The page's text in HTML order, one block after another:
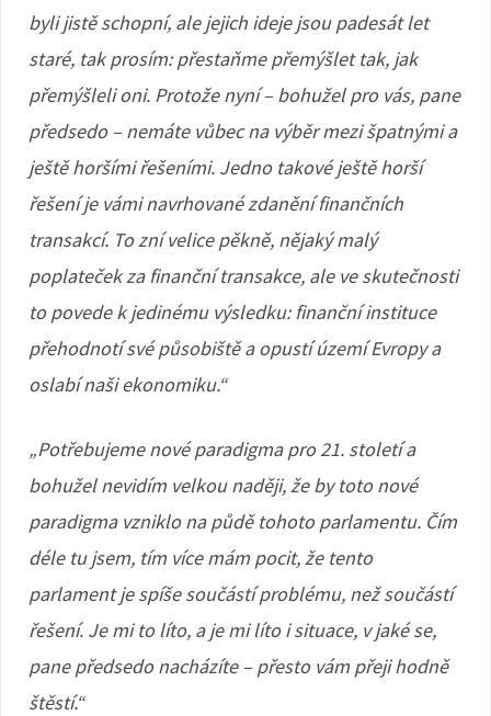
byli jistě schopní, ale jejich ideje jsou padesát let
staré, tak prosím: přestaňme přemýšlet tak, jak
přemýšleli oni. Protože nyní – bohužel pro vás, pane
předsedo – nemáte vůbec na výběr mezi špatnými a
ještě horšími řešeními. Jedno takové ještě horší
řešení je vámi navrhované zdanění finančních
transakcí. To zní velice pěkně, nějaký malý
poplateček za finanční transakce, ale ve skutečnosti
to povede k jedinému výsledku: finanční instituce
přehodnotí své působiště a opustí území Evropy a
oslabí naši ekonomiku.“
„Potřebujeme nové paradigma pro 21. století a
bohužel nevidím velkou naději, že by toto nové
paradigma vzniklo na půdě tohoto parlamentu. Čím
déle tu jsem, tím více mám pocit, že tento
parlament je spíše součástí problému, než součástí
řešení. Je mi to líto, a je mi líto i situace, v jaké se,
pane předsedo nacházíte – přesto vám přeji hodně
štěstí.“